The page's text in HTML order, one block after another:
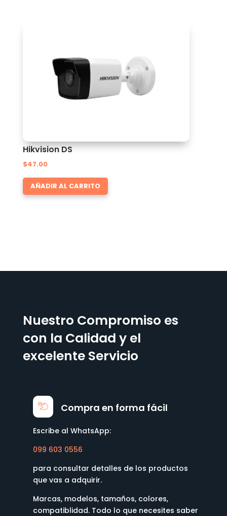
Hikvision DS
$47.00
AÑADIR AL CARRITO
Nuestro Compromiso es
con la Calidad y el
excelente Servicio
Compra en forma fácil
Escribe al WhatsApp:
099 603 0556
para consultar detalles de los productos
que vas a adquirir.
Marcas, modelos, tamaños, colores,
compatiblidad. Todo lo que necesites saber